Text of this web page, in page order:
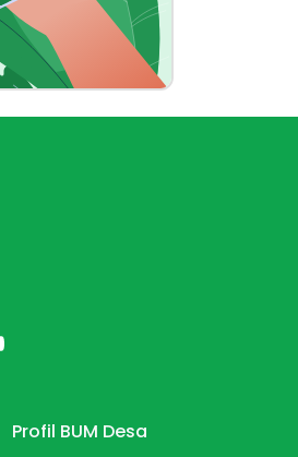
Profil BUM Desa